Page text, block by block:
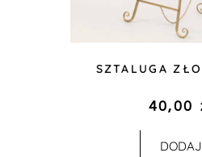
SZTALUGA
40,00
DODAJ